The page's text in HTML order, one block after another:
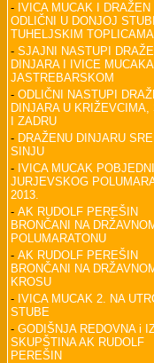
- IVICA MUCAK I
ODLIČNI U DONJOJ
TUHELJSKIM TOPLICAMA
- SJAJNI NASTUPI
DINJARA I IVICE
JASTREBARSKOM
- ODLIČNI NASTUPI
DINJARA U KRIŽEVCIMA,
I ZADRU
- DRAŽENU DINJARU
SINJU
- IVICA MUCAK
JURJEVSKOG
2013.
- AK RUDOLF PEREŠIN
BRONČANI NA
POLUMARATONU
- AK RUDOLF PEREŠIN
BRONČANI NA
KROSU
- IVICA MUCAK 2. NA
STUBE
- GODIŠNJA REDOVNA i
SKUPŠTINA AK RUDOLF
PEREŠIN